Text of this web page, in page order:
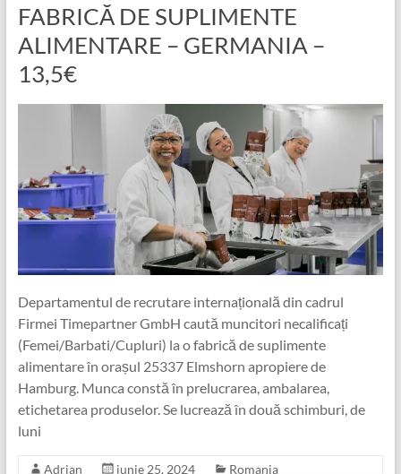
FABRICĂ DE SUPLIMENTE
ALIMENTARE – GERMANIA –
13,5€
Departamentul de recrutare internațională din cadrul
Firmei Timepartner GmbH caută muncitori necalificați
(Femei/Barbati/Cupluri) la o fabrică de suplimente
alimentare în orașul 25337 Elmshorn apropiere de
Hamburg. Munca constă în prelucrarea, ambalarea,
etichetarea produselor. Se lucrează în două schimburi, de
luni
Adrian iunie 25, 2024
Romania